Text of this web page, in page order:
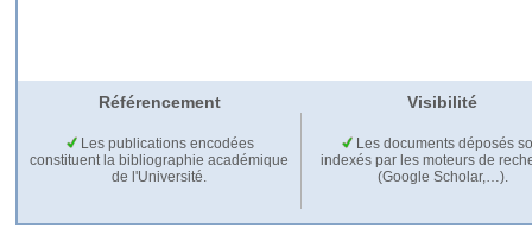
Référencement Visibilité
Les publications encodées
constituent la bibliographie académique
de l'Université.
Les documents déposés
indexés par les moteurs de
(Google Scholar,…).